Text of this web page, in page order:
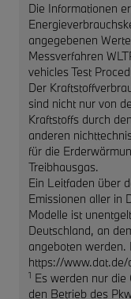
Die Informationen
angegebenen
Messverfahren
vehicles Test
Der
sind nicht nur von
Kraftstoffs durch
anderen
für die
Treibhausgas.
Ein Leitfaden über
Emissionen aller in
Modelle ist
Deutschland, an
angeboten werden.
https://www.dat.de/
1 Es werden nur die
den Betrieb des